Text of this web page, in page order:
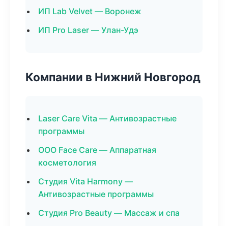
ИП Lab Velvet — Воронеж
ИП Pro Laser — Улан-Удэ
Компании в Нижний Новгород
Laser Care Vita — Антивозрастные
программы
ООО Face Care — Аппаратная
косметология
Студия Vita Harmony —
Антивозрастные программы
Студия Pro Beauty — Массаж и спа